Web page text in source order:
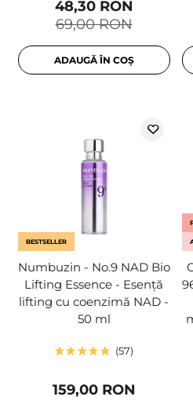
69,00 RON
48,30 RON
ADAUGĂ ÎN COȘ
BESTSELLER
Numbuzin - No.9 NAD Bio
Lifting Essence - Esență
lifting cu coenzimă NAD -
50 ml
57
159,00 RON